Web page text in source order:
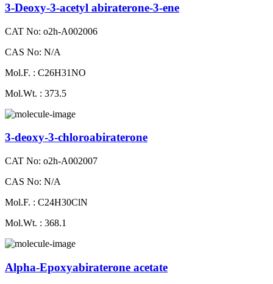
3-Deoxy-3-acetyl abiraterone-3-ene
CAT No: o2h-A002006
CAS No: N/A
Mol.F. : C26H31NO
Mol.Wt. : 373.5
3-deoxy-3-chloroabiraterone
CAT No: o2h-A002007
CAS No: N/A
Mol.F. : C24H30ClN
Mol.Wt. : 368.1
Alpha-Epoxyabiraterone acetate